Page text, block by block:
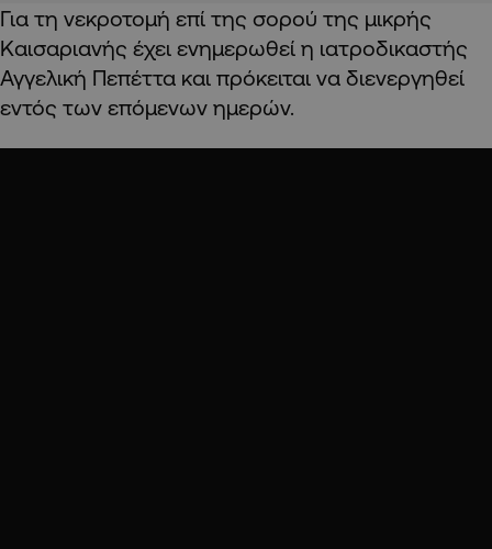
Για τη νεκροτομή επί της σορού της μικρής
Καισαριανής έχει ενημερωθεί η ιατροδικαστής
Αγγελική Πεπέττα και πρόκειται να διενεργηθεί
εντός των επόμενων ημερών.